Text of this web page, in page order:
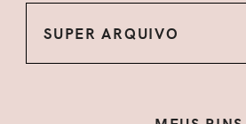
SUPER ARQUIVO